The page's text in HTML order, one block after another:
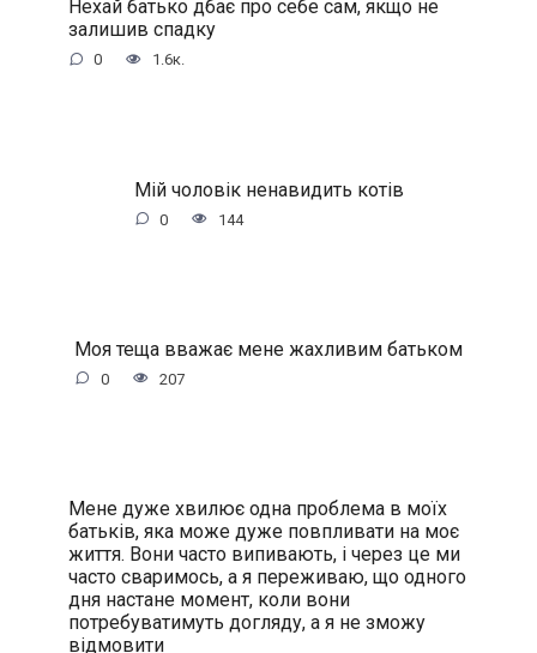
Нехай батько дбає про себе сам, якщо не
залишив спадку
0 1.6к.
Мій чоловік нeнaвидить котів
0 144
Моя теща вважає мене жахливим батьком
0 207
Мене дуже хвилює одна проблема в моїх
батьків, яка може дуже повпливати на моє
життя. Вони часто випивають, і через це ми
часто сваримось, а я переживаю, що одного
дня настане момент, коли вони
потребуватимуть догляду, а я не зможу
відмовити